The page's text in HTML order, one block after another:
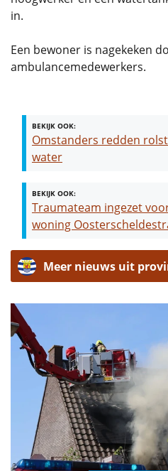
in.
Een bewoner is nagekeken
ambulancemedewerkers.
BEKIJK OOK:
Omstanders redden
water
BEKIJK OOK:
Traumateam ingezet
woning
Meer nieuws uit